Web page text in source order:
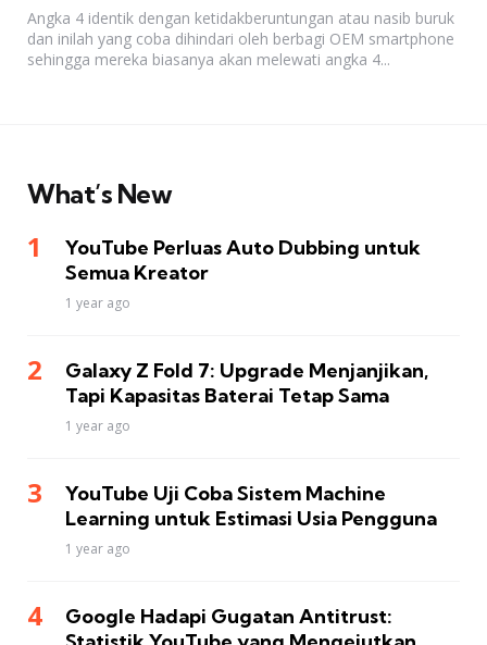
Angka 4 identik dengan ketidakberuntungan atau nasib buruk
dan inilah yang coba dihindari oleh berbagi OEM smartphone
sehingga mereka biasanya akan melewati angka 4...
What’s New
YouTube Perluas Auto Dubbing untuk
Semua Kreator
1 year ago
Galaxy Z Fold 7: Upgrade Menjanjikan,
Tapi Kapasitas Baterai Tetap Sama
1 year ago
YouTube Uji Coba Sistem Machine
Learning untuk Estimasi Usia Pengguna
1 year ago
Google Hadapi Gugatan Antitrust: